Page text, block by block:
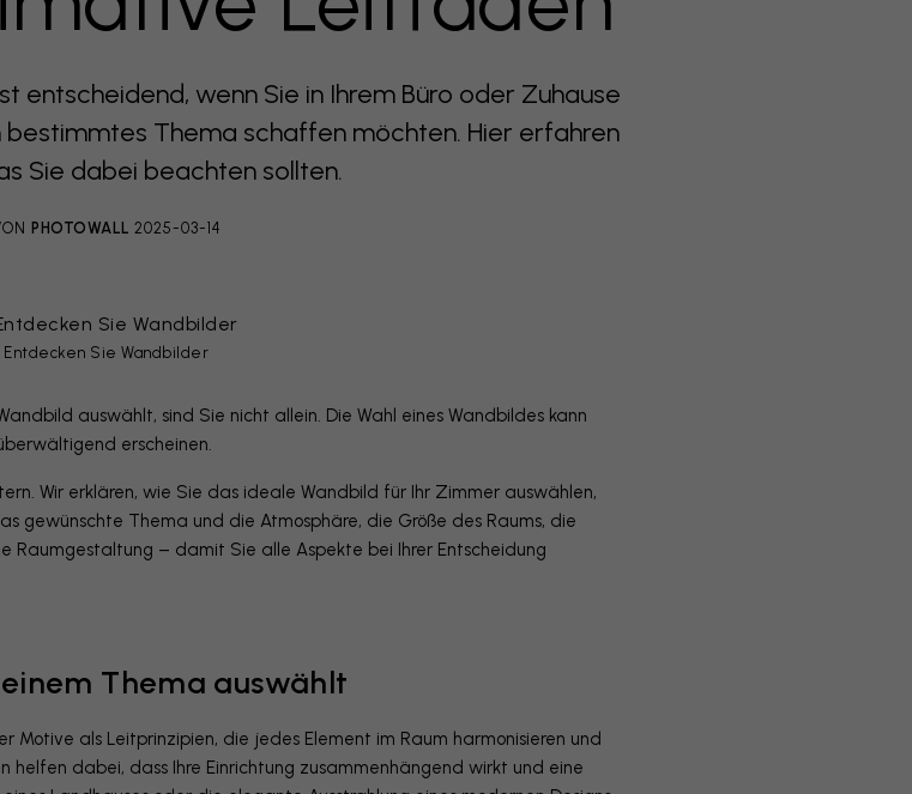
entscheidend, wenn Sie in Ihrem Büro oder Zuhause
Thema schaffen möchten. Hier erfahren
Sie dabei beachten sollten.
PHOTOWALL 2025-03-14
Entdecken Sie Wandbilder
auswählt, sind Sie nicht allein. Die Wahl eines Wandbildes kann
erscheinen.
Wir erklären, wie Sie das ideale Wandbild für Ihr Zimmer auswählen,
gewünschte Thema und die Atmosphäre, die Größe des Raums, die
Raumgestaltung – damit Sie alle Aspekte bei Ihrer Entscheidung
Thema auswählt
Motive als Leitprinzipien, die jedes Element im Raum harmonisieren und
helfen dabei, dass Ihre Einrichtung zusammenhängend wirkt und eine